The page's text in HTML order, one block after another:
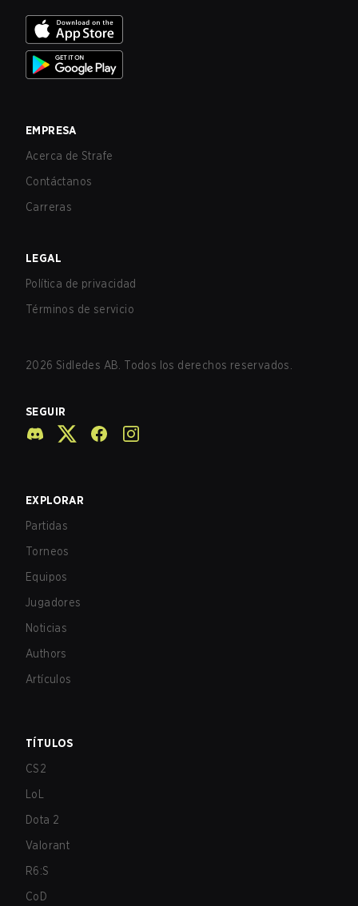
EMPRESA
Acerca de Strafe
Contáctanos
Carreras
LEGAL
Política de privacidad
Términos de servicio
2026 Sidledes AB. Todos los derechos reservados.
SEGUIR
EXPLORAR
Partidas
Torneos
Equipos
Jugadores
Noticias
Authors
Artículos
TÍTULOS
CS2
LoL
Dota 2
Valorant
R6:S
CoD